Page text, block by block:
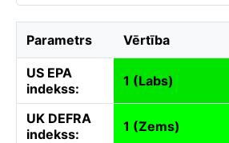
Parametrs Vērtība
US EPA
indekss:
1 (Labs)
UK DEFRA
indekss:
1 (Zems)